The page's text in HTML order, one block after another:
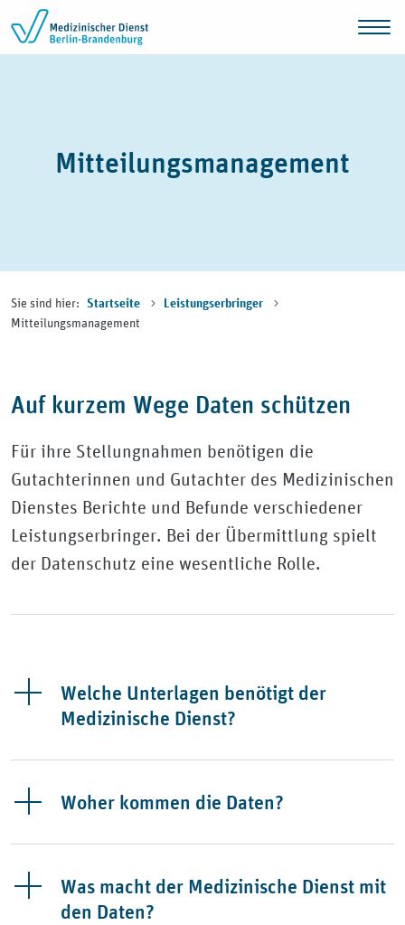
Zum Inhalt springen
Mitteilungsmanagement
Sie sind hier: Startseite Leistungserbringer
Mitteilungsmanagement
Auf kurzem Wege Daten schützen
Für ihre Stellungnahmen benötigen die
Gutachterinnen und Gutachter des Medizinischen
Dienstes Berichte und Befunde verschiedener
Leistungserbringer. Bei der Übermittlung spielt
der Datenschutz eine wesentliche Rolle.
Welche Unterlagen benötigt der
Medizinische Dienst?
Woher kommen die Daten?
Was macht der Medizinische Dienst mit
den Daten?